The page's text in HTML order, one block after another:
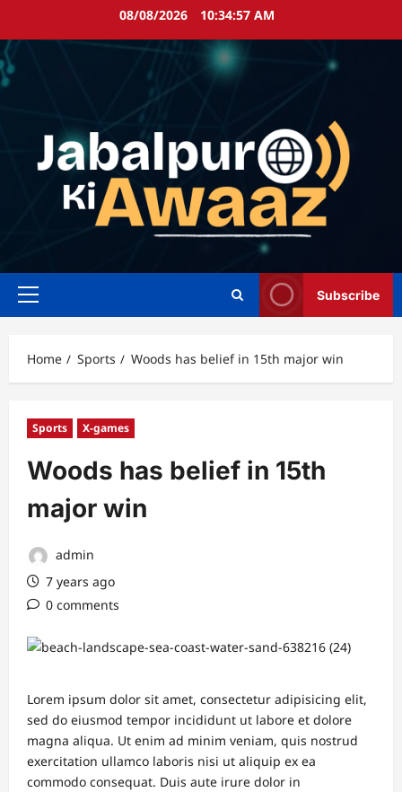
content
08/08/2026 10:34:58 AM
Primary
Subscribe
Home Sports Woods has belief in 15th major win
Sports X-games
Woods has belief in 15th
major win
admin
7 years ago
0 comments
Lorem ipsum dolor sit amet, consectetur adipisicing elit,
sed do eiusmod tempor incididunt ut labore et dolore
magna aliqua. Ut enim ad minim veniam, quis nostrud
exercitation ullamco laboris nisi ut aliquip ex ea
commodo consequat. Duis aute irure dolor in